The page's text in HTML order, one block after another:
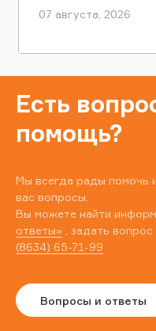
07 августа, 2026
Есть
помощь?
Мы всегда рады помочь
вас вопросы.
Вы можете найти
ответы» , задать вопрос
(8634) 65-71-99
Вопросы и ответы